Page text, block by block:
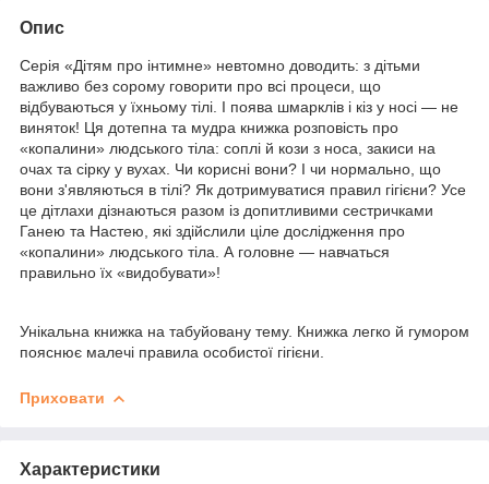
Опис
Серія «Дітям про інтимне» невтомно доводить: з дітьми
важливо без сорому говорити про всі процеси, що
відбуваються у їхньому тілі. І поява шмарклів і кіз у носі — не
виняток! Ця дотепна та мудра книжка розповість про
«копалини» людського тіла: соплі й кози з носа, закиси на
очах та сірку у вухах. Чи корисні вони? І чи нормально, що
вони з'являються в тілі? Як дотримуватися правил гігієни? Усе
це дітлахи дізнаються разом із допитливими сестричками
Ганею та Настею, які здійслили ціле дослідження про
«копалини» людського тіла. А головне — навчаться
правильно їх «видобувати»!
Унікальна книжка на табуйовану тему. Книжка легко й гумором
пояснює малечі правила особистої гігієни.
Приховати
Характеристики